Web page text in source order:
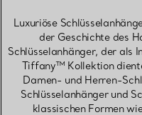
Luxuriöse
der Geschichte des
Schlüsselanhänger, der als
Tiffany™ Kollektion
Damen- und Herren-
Schlüsselanhänger und
klassischen Formen